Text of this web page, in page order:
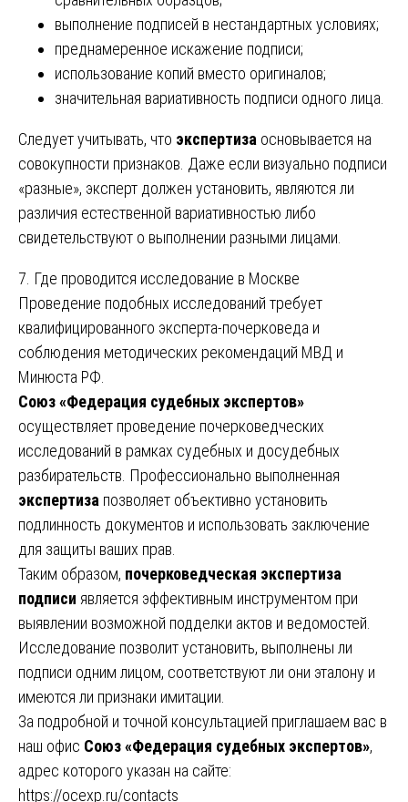
выполнение подписей в нестандартных условиях;
преднамеренное искажение подписи;
использование копий вместо оригиналов;
значительная вариативность подписи одного лица.
Следует учитывать, что экспертиза основывается на
совокупности признаков. Даже если визуально подписи
«разные», эксперт должен установить, являются ли
различия естественной вариативностью либо
свидетельствуют о выполнении разными лицами.
7. Где проводится исследование в Москве
Проведение подобных исследований требует
квалифицированного эксперта-почерковеда и
соблюдения методических рекомендаций МВД и
Минюста РФ.
Союз «Федерация судебных экспертов»
осуществляет проведение почерковедческих
исследований в рамках судебных и досудебных
разбирательств. Профессионально выполненная
экспертиза позволяет объективно установить
подлинность документов и использовать заключение
для защиты ваших прав.
Таким образом, почерковедческая экспертиза
подписи является эффективным инструментом при
выявлении возможной подделки актов и ведомостей.
Исследование позволит установить, выполнены ли
подписи одним лицом, соответствуют ли они эталону и
имеются ли признаки имитации.
За подробной и точной консультацией приглашаем вас в
наш офис Союз «Федерация судебных экспертов»,
адрес которого указан на сайте:
https://ocexp.ru/contacts